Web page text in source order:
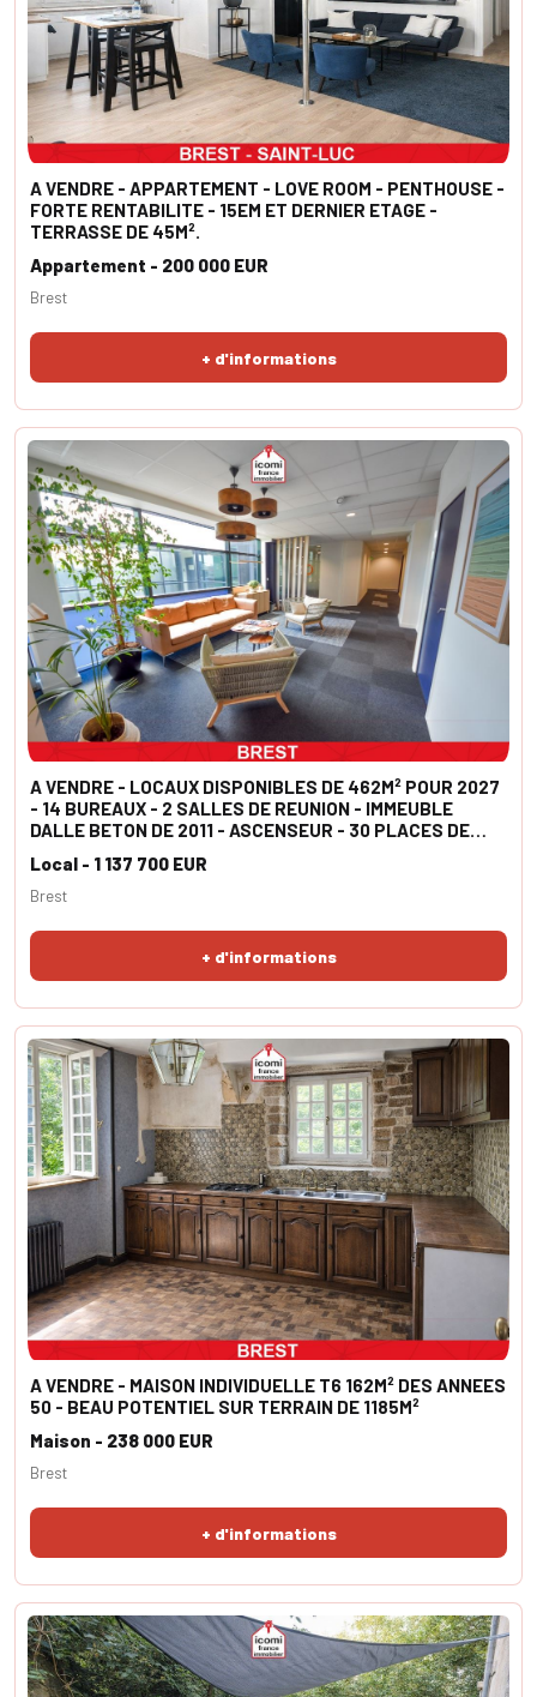
A VENDRE - APPARTEMENT - LOVE ROOM - PENTHOUSE -
FORTE RENTABILITE - 15EM ET DERNIER ETAGE -
TERRASSE DE 45M².
Appartement - 200 000 EUR
+ d'informations
Brest
A VENDRE - LOCAUX DISPONIBLES DE 462M² POUR 2027
- 14 BUREAUX - 2 SALLES DE REUNION - IMMEUBLE
DALLE BETON DE 2011 - ASCENSEUR - 30 PLACES DE
Local - 1 137 700 EUR
+ d'informations
Brest
A VENDRE - MAISON INDIVIDUELLE T6 162M² DES ANNEES
50 - BEAU POTENTIEL SUR TERRAIN DE 1185M²
Maison - 238 000 EUR
+ d'informations
Brest